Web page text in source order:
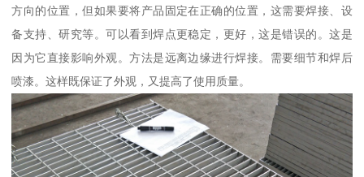
方向的位置，但如果要将产品固定在正确的位置，这需要焊接、设
备支持、研究等。可以看到焊点更稳定，更好，这是错误的。这是
因为它直接影响外观。方法是远离边缘进行焊接。需要细节和焊后
喷漆。这样既保证了外观，又提高了使用质量。